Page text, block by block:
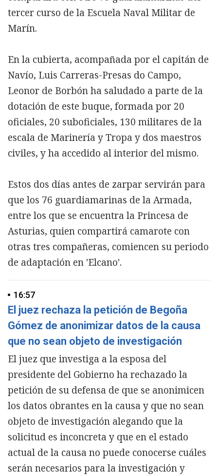
tercer curso de la Escuela Naval Militar de
Marín.
En la cubierta, acompañada por el capitán de
Navío, Luis Carreras-Presas do Campo,
Leonor de Borbón ha saludado a parte de la
dotación de este buque, formada por 20
oficiales, 20 suboficiales, 130 militares de la
escala de Marinería y Tropa y dos maestros
civiles, y ha accedido al interior del mismo.
Estos dos días antes de zarpar servirán para
que los 76 guardiamarinas de la Armada,
entre los que se encuentra la Princesa de
Asturias, quien compartirá camarote con
otras tres compañeras, comiencen su periodo
de adaptación en 'Elcano'.
16:57
El juez rechaza la petición de Begoña
Gómez de anonimizar datos de la causa
que no sean objeto de investigación
El juez que investiga a la esposa del
presidente del Gobierno ha rechazado la
petición de su defensa de que se anonimicen
los datos obrantes en la causa y que no sean
objeto de investigación alegando que la
solicitud es inconcreta y que en el estado
actual de la causa no puede conocerse cuáles
serán necesarios para la investigación y